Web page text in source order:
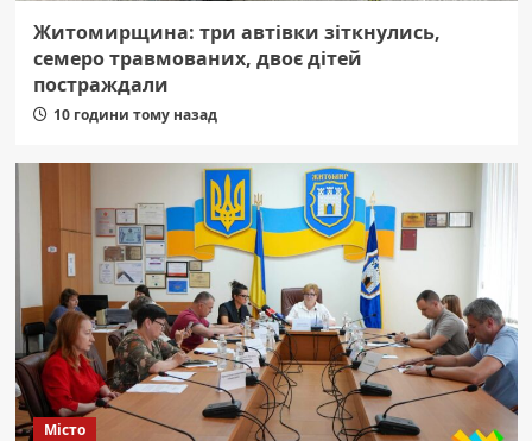
Житомирщина: три автівки зіткнулись,
семеро травмованих, двоє дітей
постраждали
10 години тому назад
Місто